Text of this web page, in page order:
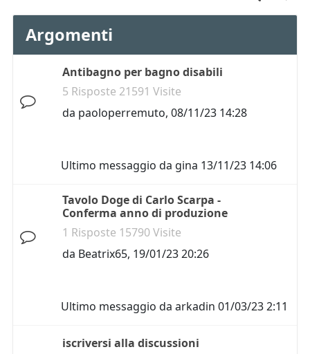
Argomenti
Antibagno per bagno disabili
5 Risposte 21591 Visite
da paoloperremuto, 08/11/23 14:28
Ultimo messaggio da gina 13/11/23 14:06
Tavolo Doge di Carlo Scarpa -
Conferma anno di produzione
1 Risposte 15790 Visite
da Beatrix65, 19/01/23 20:26
Ultimo messaggio da arkadin 01/03/23 2:11
iscriversi alla discussioni